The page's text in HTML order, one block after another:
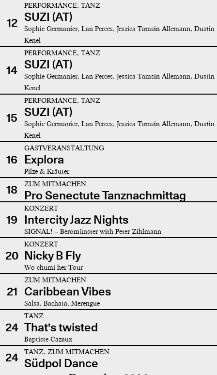
12
PERFORMANCE, TANZ
SUZI (AT)
Sophie Germanier, Lan Perces, Jessica Tamsin Allemann, Dustin
Kenel
14
PERFORMANCE, TANZ
SUZI (AT)
Sophie Germanier, Lan Perces, Jessica Tamsin Allemann, Dustin
Kenel
15
PERFORMANCE, TANZ
SUZI (AT)
Sophie Germanier, Lan Perces, Jessica Tamsin Allemann, Dustin
Kenel
16
GASTVERANSTALTUNG
Explora
Pilze & Kräuter
18 ZUM MITMACHEN
Pro Senectute Tanznachmittag
19
KONZERT
Intercity Jazz Nights
SIGNAL! – Beromünster with Peter Zihlmann
20
KONZERT
Nicky B Fly
Wo chumi her Tour
21
ZUM MITMACHEN
Caribbean Vibes
Salsa, Bachata, Merengue
24
TANZ
That's twisted
Baptiste Cazaux
24 TANZ, ZUM MITMACHEN
Südpol Dance